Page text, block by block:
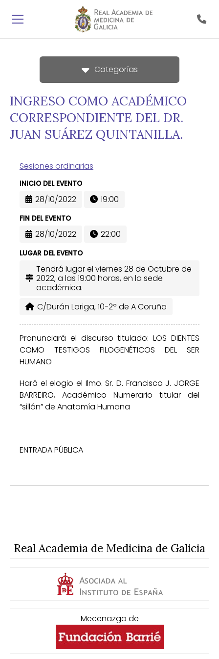
Categorías
INGRESO COMO ACADÉMICO
CORRESPONDIENTE DEL DR.
JUAN SUÁREZ QUINTANILLA.
Sesiones ordinarias
INICIO DEL EVENTO
28/10/2022 19:00
FIN DEL EVENTO
28/10/2022 22:00
LUGAR DEL EVENTO
Tendrá lugar el viernes 28 de Octubre de
2022, a las 19:00 horas, en la sede
académica.
C/Durán Loriga, 10-2º de A Coruña
Pronunciará el discurso titulado: LOS DIENTES
COMO TESTIGOS FILOGENÉTICOS DEL SER
HUMANO
Hará el elogio el Ilmo. Sr. D. Francisco J. JORGE
BARREIRO, Académico Numerario titular del
“sillón” de Anatomía Humana
ENTRADA PÚBLICA
Real Academia de Medicina de Galicia
Mecenazgo de